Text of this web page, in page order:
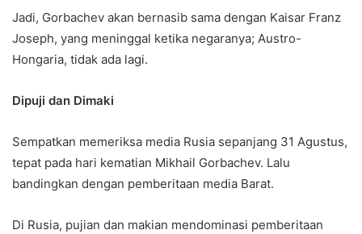
Jadi, Gorbachev akan bernasib sama dengan Kaisar Franz
Joseph, yang meninggal ketika negaranya; Austro-
Hongaria, tidak ada lagi.
Dipuji dan Dimaki
Sempatkan memeriksa media Rusia sepanjang 31 Agustus,
tepat pada hari kematian Mikhail Gorbachev. Lalu
bandingkan dengan pemberitaan media Barat.
Di Rusia, pujian dan makian mendominasi pemberitaan